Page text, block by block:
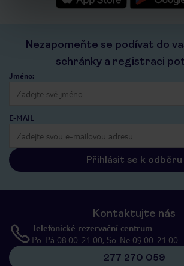
Nezapomeňte se podívat do
schránky a registraci
Jméno:
E-MAIL
Přihlásit se k odběru
Kontaktujte nás
Telefonické rezervační centrum
Po-Pá 08:00-21:00, So-Ne 09:00-21:00
277 270 059